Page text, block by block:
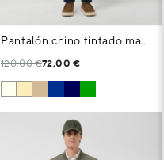
Pantalón chino tintado marino
120,00 €72,00 €